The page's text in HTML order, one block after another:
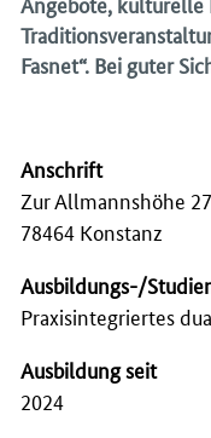
Fasnet“. Bei guter
Anschrift
Zur Allmannshöhe 27
78464 Konstanz
Ausbildungs-/
Praxisintegriertes
Ausbildung seit
2024